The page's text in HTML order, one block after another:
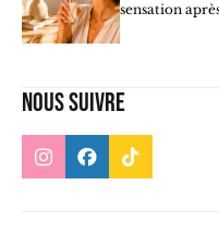
sensation
Nous suivre